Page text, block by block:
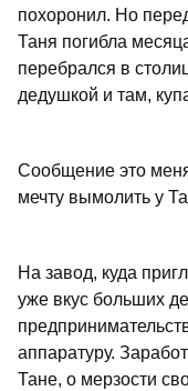
похоронил. Но
Таня погибла
перебрался в
дедушкой и там,
Сообщение это
мечту вымолить у
На завод, куда
уже вкус больших
аппаратуру.
Тане, о мерзости